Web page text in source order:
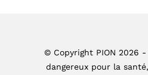
© Copyright PION 2026
dangereux pour la